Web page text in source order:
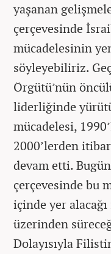
yaşanan
çerçevesinde
mücadelesinin
söyleyebiliriz.
Örgütü’nün
liderliğinde
mücadelesi,
2000’lerden
devam etti.
çerçevesinde bu
içinde yer
üzerinden
Dolayısıyla